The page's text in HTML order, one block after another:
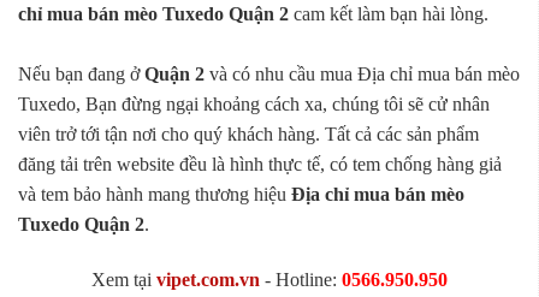
chỉ mua bán mèo Tuxedo Quận 2 cam kết làm bạn hài lòng.
Nếu bạn đang ởQuận 2 và có nhu cầu mua Địa chỉ mua bán mèo
Tuxedo, Bạn đừng ngại khoảng cách xa, chúng tôi sẽ cử nhân
viên trở tới tận nơi cho quý khách hàng. Tất cả các sản phẩm
đăng tải trên website đều là hình thực tế, có tem chống hàng giả
và tem bảo hành mang thương hiệu Địa chỉ mua bán mèo
Tuxedo Quận 2.
Xem tại vipet.com.vn - Hotline: 0566.950.950